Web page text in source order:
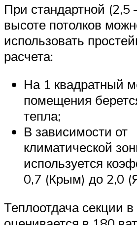
При стандартной (2,5
высоте потолков
использовать
расчета:
На 1 квадратный
помещения
тепла;
В зависимости от
климатической
используется
0,7 (Крым) до 2,0
Теплоотдача секции